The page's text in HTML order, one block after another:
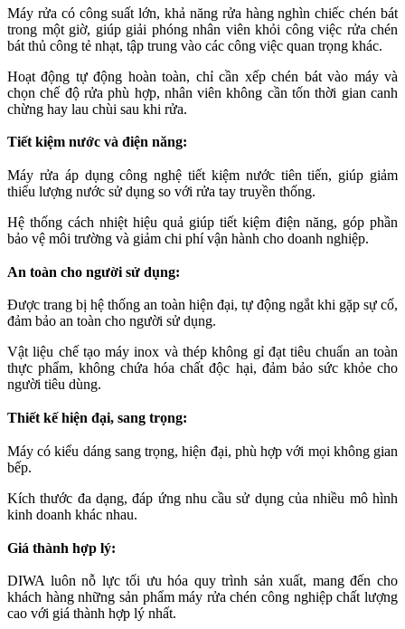
Máy rửa có công suất lớn, khả năng rửa hàng nghìn chiếc chén bát
trong một giờ, giúp giải phóng nhân viên khỏi công việc rửa chén
bát thủ công tẻ nhạt, tập trung vào các công việc quan trọng khác.
Hoạt động tự động hoàn toàn, chỉ cần xếp chén bát vào máy và
chọn chế độ rửa phù hợp, nhân viên không cần tốn thời gian canh
chừng hay lau chùi sau khi rửa.
Tiết kiệm nước và điện năng:
Máy rửa áp dụng công nghệ tiết kiệm nước tiên tiến, giúp giảm
thiểu lượng nước sử dụng so với rửa tay truyền thống.
Hệ thống cách nhiệt hiệu quả giúp tiết kiệm điện năng, góp phần
bảo vệ môi trường và giảm chi phí vận hành cho doanh nghiệp.
An toàn cho người sử dụng:
Được trang bị hệ thống an toàn hiện đại, tự động ngắt khi gặp sự cố,
đảm bảo an toàn cho người sử dụng.
Vật liệu chế tạo máy inox và thép không gỉ đạt tiêu chuẩn an toàn
thực phẩm, không chứa hóa chất độc hại, đảm bảo sức khỏe cho
người tiêu dùng.
Thiết kế hiện đại, sang trọng:
Máy có kiểu dáng sang trọng, hiện đại, phù hợp với mọi không gian
bếp.
Kích thước đa dạng, đáp ứng nhu cầu sử dụng của nhiều mô hình
kinh doanh khác nhau.
Giá thành hợp lý:
DIWA luôn nỗ lực tối ưu hóa quy trình sản xuất, mang đến cho
khách hàng những sản phẩm máy rửa chén công nghiệp chất lượng
cao với giá thành hợp lý nhất.